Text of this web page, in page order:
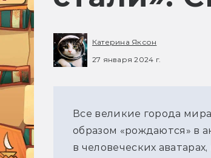
Катерина Яксон
27 января 2024 г.
Все великие города
образом «рождаются» в
в человеческих